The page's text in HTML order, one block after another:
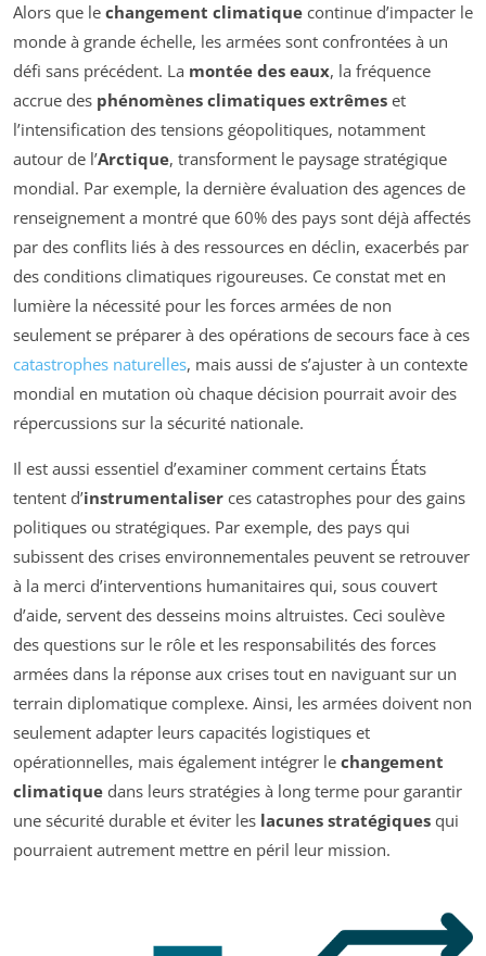
Alors que le changement climatique continue d’impacter le
monde à grande échelle, les armées sont confrontées à un
défi sans précédent. La montée des eaux, la fréquence
accrue des phénomènes climatiques extrêmes et
l’intensification des tensions géopolitiques, notamment
autour de l’Arctique, transforment le paysage stratégique
mondial. Par exemple, la dernière évaluation des agences de
renseignement a montré que 60% des pays sont déjà affectés
par des conflits liés à des ressources en déclin, exacerbés par
des conditions climatiques rigoureuses. Ce constat met en
lumière la nécessité pour les forces armées de non
seulement se préparer à des opérations de secours face à ces
catastrophes naturelles, mais aussi de s’ajuster à un contexte
mondial en mutation où chaque décision pourrait avoir des
répercussions sur la sécurité nationale.
Il est aussi essentiel d’examiner comment certains États
tentent d’instrumentaliser ces catastrophes pour des gains
politiques ou stratégiques. Par exemple, des pays qui
subissent des crises environnementales peuvent se retrouver
à la merci d’interventions humanitaires qui, sous couvert
d’aide, servent des desseins moins altruistes. Ceci soulève
des questions sur le rôle et les responsabilités des forces
armées dans la réponse aux crises tout en naviguant sur un
terrain diplomatique complexe. Ainsi, les armées doivent non
seulement adapter leurs capacités logistiques et
opérationnelles, mais également intégrer le changement
climatique dans leurs stratégies à long terme pour garantir
une sécurité durable et éviter les lacunes stratégiques qui
pourraient autrement mettre en péril leur mission.